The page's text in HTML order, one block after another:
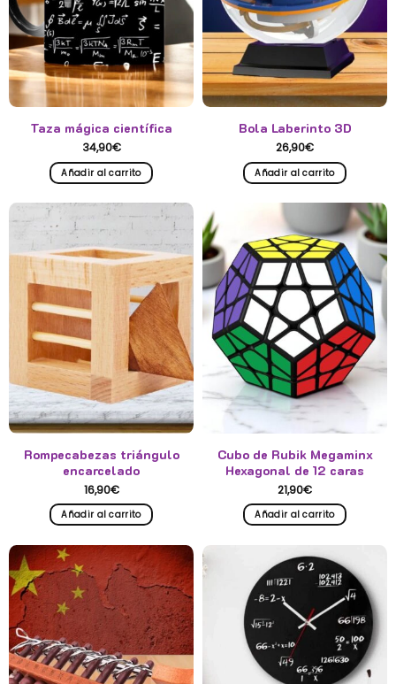
Taza mágica científica
34,90€
Añadir al carrito
Bola Laberinto 3D
26,90€
Añadir al carrito
Rompecabezas triángulo
encarcelado
16,90€
Añadir al carrito
Cubo de Rubik Megaminx
Hexagonal de 12 caras
21,90€
Añadir al carrito